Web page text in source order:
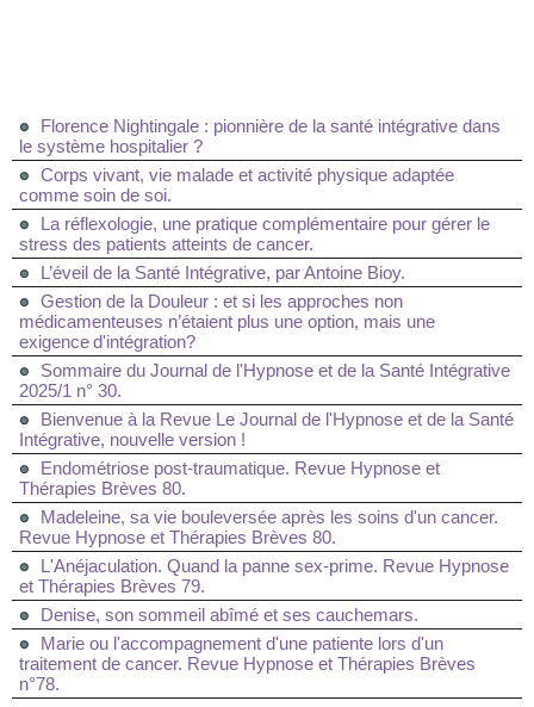
Florence Nightingale : pionnière de la santé intégrative dans
le système hospitalier ?
Corps vivant, vie malade et activité physique adaptée
comme soin de soi.
La réflexologie, une pratique complémentaire pour gérer le
stress des patients atteints de cancer.
L’éveil de la Santé Intégrative, par Antoine Bioy.
Gestion de la Douleur : et si les approches non
médicamenteuses n’étaient plus une option, mais une
exigence d'intégration?
Sommaire du Journal de l'Hypnose et de la Santé Intégrative
2025/1 n° 30.
Bienvenue à la Revue Le Journal de l'Hypnose et de la Santé
Intégrative, nouvelle version !
Endométriose post-traumatique. Revue Hypnose et
Thérapies Brèves 80.
Madeleine, sa vie bouleversée après les soins d'un cancer.
Revue Hypnose et Thérapies Brèves 80.
L'Anéjaculation. Quand la panne sex-prime. Revue Hypnose
et Thérapies Brèves 79.
Denise, son sommeil abîmé et ses cauchemars.
Marie ou l'accompagnement d'une patiente lors d'un
traitement de cancer. Revue Hypnose et Thérapies Brèves
n°78.